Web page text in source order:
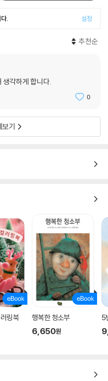
. 설정
추천순
생각하게 합니다.
0
기
링북 행복한 청소부
6,650원
5